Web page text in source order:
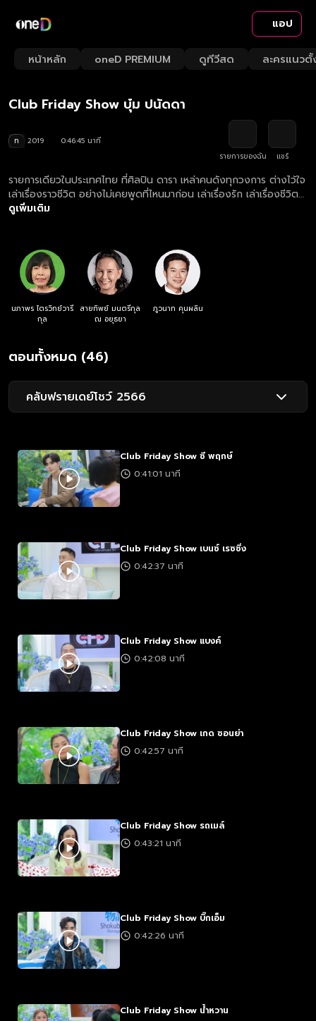
แอป
หน้าหลัก oneD PREMIUM ดูทีวีสด ละครแนวตั้
Loaded:
2.14%
Rate
Club Friday Show บุ๋ม ปนัดดา
ท 2019
0:46:45 นาที
รายการของฉัน
แชร์
รายการเดียวในประเทศไทย ที่ศิลปิน ดารา เหล่าคนดังทุกวงการ ต่างไว้ใจ
เล่าเรื่องราวชีวิต อย่างไม่เคยพูดที่ไหนมาก่อน เล่าเรื่องรัก เล่าเรื่องชีวิต
จากก้นบึ้งของหัวใจ เพราะเป็นที่เดียวที่ให้ความรู้สึกปลอดภัยที่จะเล่า อุ่น
ดูเพิ่มเติม
นภาพร ไตรวิทย์วารี
กุล
สายทิพย์ มนตรีกุล
ณ อยุธยา
ภูวนาท คุนผลิน
ตอนทั้งหมด (46)
คลับฟรายเดย์โชว์ 2566
Club Friday Show ซี พฤกษ์
0:41:01 นาที
Club Friday Show เบนซ์ เรซซิ่ง
0:42:37 นาที
Club Friday Show แบงค์
0:42:08 นาที
Club Friday Show เกด ซอนย่า
0:42:57 นาที
Club Friday Show รถเมล์
0:43:21 นาที
Club Friday Show บิ๊กเอ็ม
0:42:26 นาที
Club Friday Show น้ำหวาน